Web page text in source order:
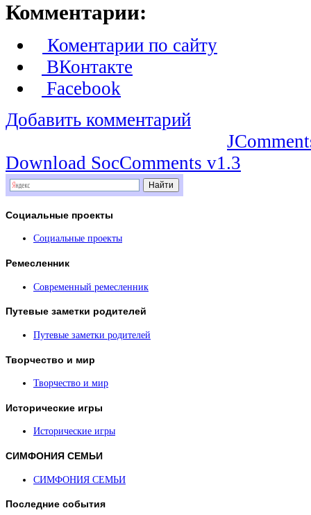
Комментарии:
Коментарии по сайту
ВКонтакте
Facebook
Добавить комментарий
Download SocComments v1.3
Социальные проекты
Социальные проекты
Ремесленник
Современный ремесленник
Путевые заметки родителей
Путевые заметки родителей
Творчество и мир
Творчество и мир
Исторические игры
Исторические игры
СИМФОНИЯ СЕМЬИ
СИМФОНИЯ СЕМЬИ
Последние события